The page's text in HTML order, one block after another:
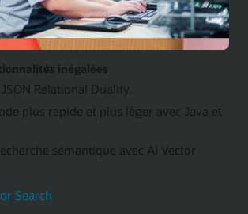
inégalées
Relational Duality.
plus rapide et plus léger avec Java et
sémantique avec AI Vector
Search